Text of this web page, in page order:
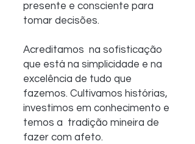
presente e consciente para
tomar decisões.
Acreditamos  na sofisticação
que está na simplicidade e na
excelência de tudo que
fazemos. Cultivamos histórias,
investimos em conhecimento e
temos a  tradição mineira de
fazer com afeto.